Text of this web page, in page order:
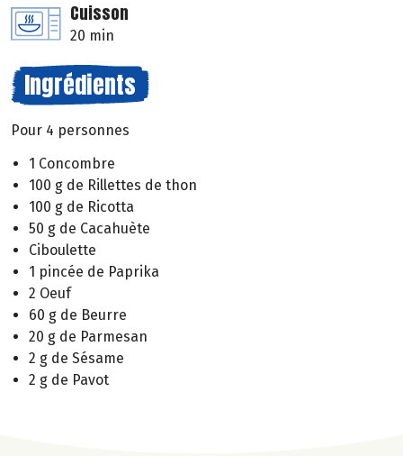
Cuisson
20 min
Ingrédients
Pour 4 personnes
1 Concombre
100 g de Rillettes de thon
100 g de Ricotta
50 g de Cacahuète
Ciboulette
1 pincée de Paprika
2 Oeuf
60 g de Beurre
20 g de Parmesan
2 g de Sésame
2 g de Pavot